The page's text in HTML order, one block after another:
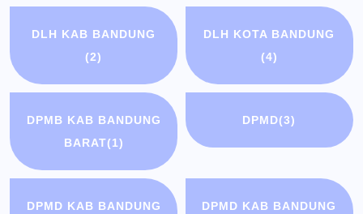
DLH KAB BANDUNG
(2)
DLH KOTA BANDUNG
(4)
DPMB KAB BANDUNG
BARAT(1)
DPMD(3)
DPMD KAB BANDUNG
DPMD KAB BANDUNG